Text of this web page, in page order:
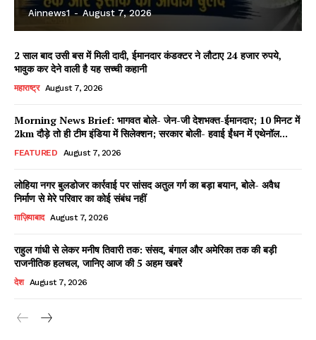
Facebook
X WhatsApp
Read Latest News on AIN
Ainnews1 - August 7, 2026
2 साल बाद उसी बस में मिली दादी, ईमानदार कंडक्टर ने लौटाए 24 हजार रुपये,
भावुक कर देने वाली है यह सच्ची कहानी
महाराष्ट्र August 7, 2026
Morning News Brief: भागवत बोले- जेन-जी देशभक्त-ईमानदार; 10 मिनट में
2km दौड़े तो ही टीम इंडिया में सिलेक्शन; सरकार बोली- हवाई ईंधन में एथेनॉल...
FEATURED August 7, 2026
लोहिया नगर बुलडोजर कार्रवाई पर सांसद अतुल गर्ग का बड़ा बयान, बोले- अवैध
निर्माण से मेरे परिवार का कोई संबंध नहीं
ग़ाज़ियाबाद August 7, 2026
राहुल गांधी से लेकर मनीष तिवारी तक: संसद, बंगाल और अमेरिका तक की बड़ी
राजनीतिक हलचल, जानिए आज की 5 अहम खबरें
देश August 7, 2026